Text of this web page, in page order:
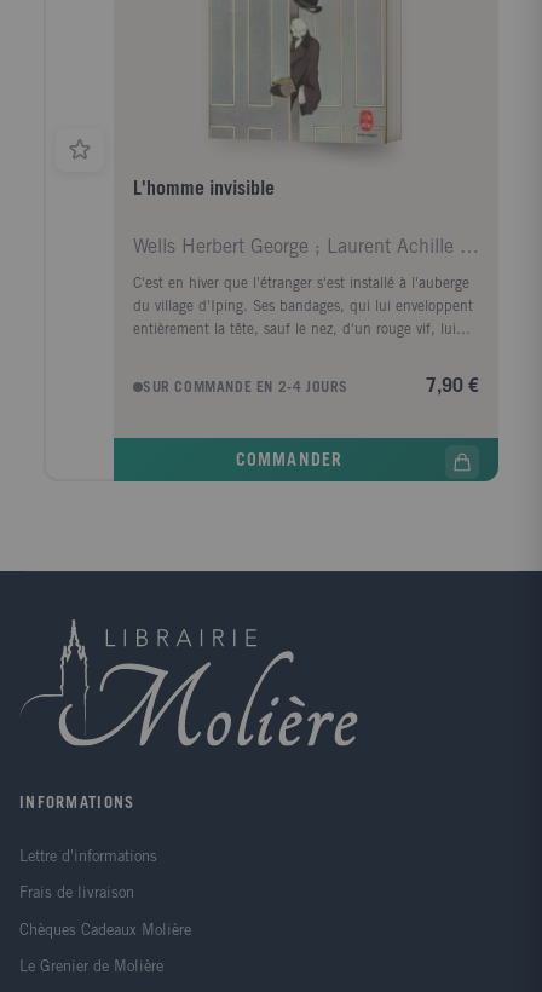
L'homme invisible
Wells Herbert George ; Laurent Achille ; Nicolaï C
C'est en hiver que l'étranger s'est installé à l'auberge
du village d'Iping. Ses bandages, qui lui enveloppent
entièrement la tête, sauf le nez, d'un rouge vif, lui
langues vont bon train. On l'aurait peut-être laissé en
paix s'il n'avait pas retardé le paiement de sa note et
d'un personnage qui disparaît à mesure qu'il se
humour, un des chefs d??uvre de la littérature
fantastique.
SUR COMMANDE EN 2-4 JOURS 7,90 €
COMMANDER
INFORMATIONS
Lettre d'informations
Frais de livraison
Chèques Cadeaux Molière
Le Grenier de Molière